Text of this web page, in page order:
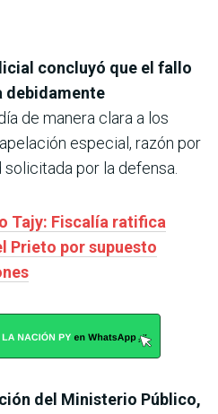
concluyó que el fallo
debidamente
de manera clara a los
especial, razón por
por la defensa.
Tajy: Fiscalía ratifica
Prieto por supuesto
del Ministerio Público,